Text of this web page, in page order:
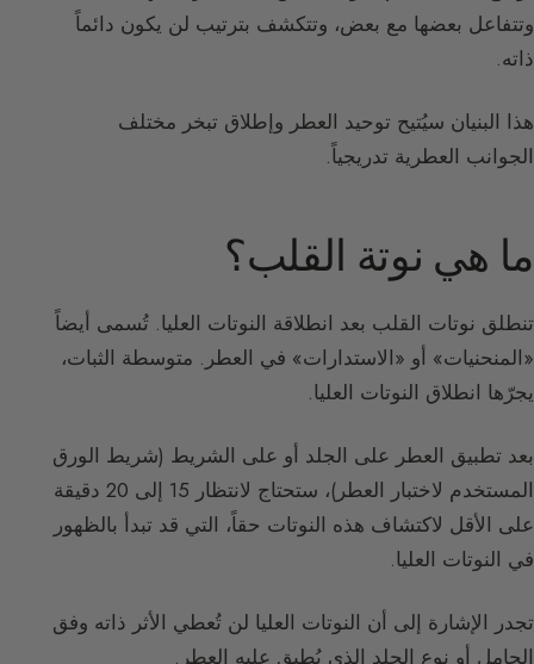
وتتفاعل بعضها مع بعض، وتتكشف بترتيب لن يكون دائماً
ذاته.
هذا البنيان سيُتيح توحيد العطر وإطلاق تبخر مختلف
الجوانب العطرية تدريجياً.
ما هي نوتة القلب؟
تنطلق نوتات القلب بعد انطلاقة النوتات العليا. تُسمى أيضاً
«المنحنيات» أو «الاستدارات» في العطر. متوسطة الثبات،
يجرّها انطلاق النوتات العليا.
بعد تطبيق العطر على الجلد أو على الشريط (شريط الورق
المستخدم لاختبار العطر)، ستحتاج لانتظار 15 إلى 20 دقيقة
على الأقل لاكتشاف هذه النوتات حقاً، التي قد تبدأ بالظهور
في النوتات العليا.
تجدر الإشارة إلى أن النوتات العليا لن تُعطي الأثر ذاته وفق
الحامل أو نوع الجلد الذي يُطبق عليه العطر.